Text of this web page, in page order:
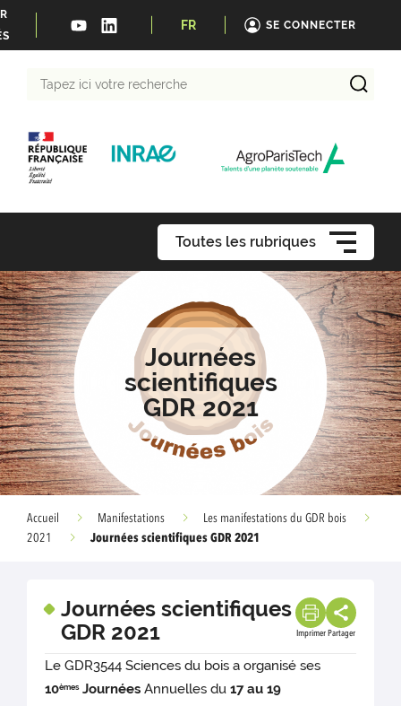
FR SE CONNECTER
Toutes les rubriques
Journées
scientifiques
GDR 2021
Accueil Manifestations
Les manifestations du GDR bois
2021
Journées scientifiques GDR 2021
Journées scientifiques
GDR 2021
Imprimer Partager
Le GDR3544 Sciences du bois a organisé ses
10èmesJournées Annuelles du17 au 19